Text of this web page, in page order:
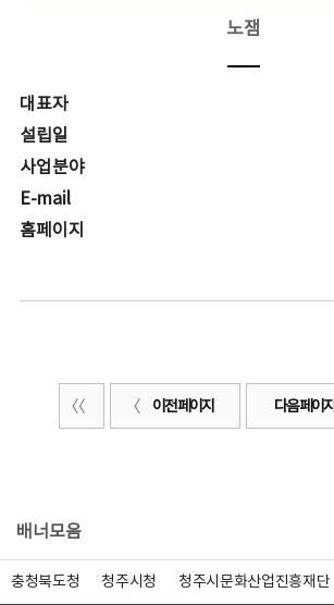
노잼
대표자
설립일
사업분야
E-mail
홈페이지
이전 페이지 다음 페이지
배너모음
충청북도청 청주시청 청주시문화산업진흥재단